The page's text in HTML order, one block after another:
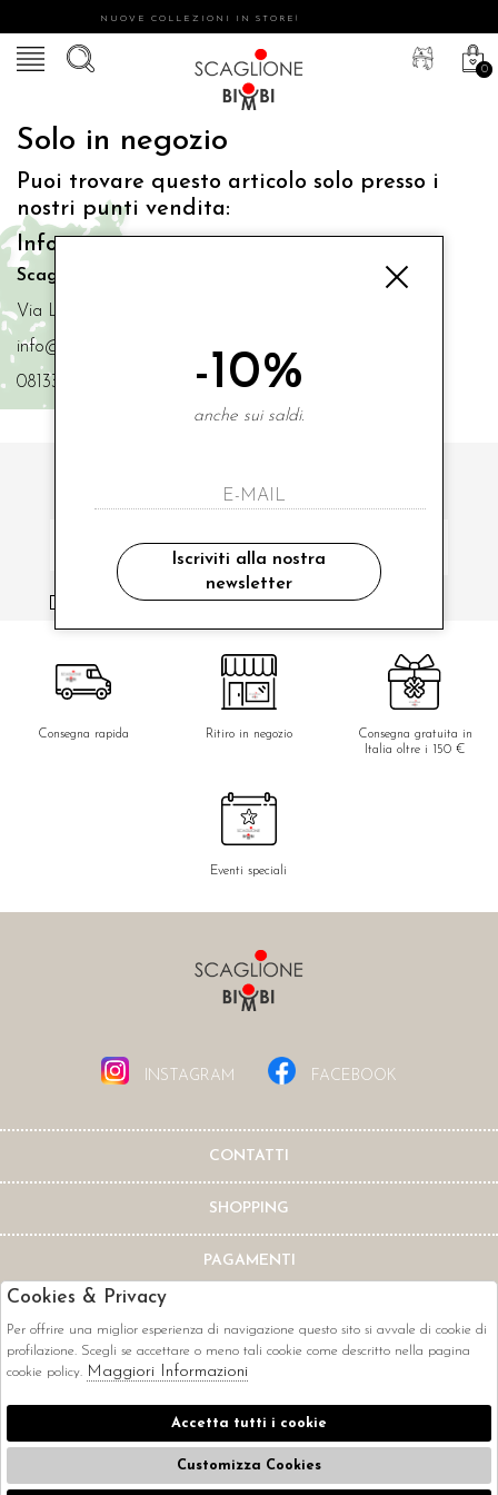
NUOVE COLLEZIONI IN STORE!
0
Solo in negozio
Puoi trovare questo articolo solo presso i
nostri punti vendita:
Info contatti
Scaglione Bimbi di Iacono Maria Angela
Via Luigi Mazzella,73 80077 Ischia
info@scaglionebimbi.com
0813331162
ISCRIVITI ALLA NOSTRA NEWSLETTER
ho letto ed accettato le condizioni sulla privacy.
Consegna rapida Ritiro in negozio
Consegna gratuita in
Italia oltre i 150 €
Eventi speciali
INSTAGRAM FACEBOOK
CONTATTI
SHOPPING
PAGAMENTI
CORRIERI
-10%
anche sui saldi.
Iscriviti alla nostra
newsletter
Cookies & Privacy
Per offrire una miglior esperienza di navigazione questo sito si avvale di cookie di
profilazione. Scegli se accettare o meno tali cookie come descritto nella pagina
cookie policy. Maggiori Informazioni
Accetta tutti i cookie
Customizza Cookies